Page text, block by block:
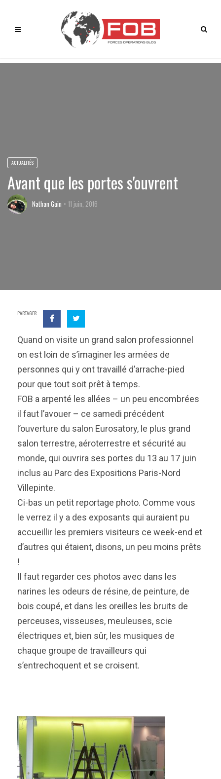
ACTUALITÉS
Avant que les portes s'ouvrent
Nathan Gain 11 juin, 2016
PARTAGER
Quand on visite un grand salon professionnel
on est loin de s’imaginer les armées de
personnes qui y ont travaillé d’arrache-pied
pour que tout soit prêt à temps.
FOB a arpenté les allées – un peu encombrées
il faut l’avouer – ce samedi précédent
l’ouverture du salon Eurosatory, le plus grand
salon terrestre, aéroterrestre et sécurité au
monde, qui ouvrira ses portes du 13 au 17 juin
inclus au Parc des Expositions Paris-Nord
Villepinte.
Ci-bas un petit reportage photo. Comme vous
le verrez il y a des exposants qui auraient pu
accueillir les premiers visiteurs ce week-end et
d’autres qui étaient, disons, un peu moins prêts
!
Il faut regarder ces photos avec dans les
narines les odeurs de résine, de peinture, de
bois coupé, et dans les oreilles les bruits de
perceuses, visseuses, meuleuses, scie
électriques et, bien sûr, les musiques de
chaque groupe de travailleurs qui
s’entrechoquent et se croisent.